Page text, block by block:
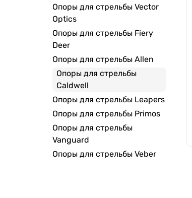
Опоры для стрельбы Vector
Optics
Опоры для стрельбы Fiery
Deer
Опоры для стрельбы Allen
Опоры для стрельбы
Caldwell
Опоры для стрельбы Leapers
Опоры для стрельбы Primos
Опоры для стрельбы
Vanguard
Опоры для стрельбы Veber